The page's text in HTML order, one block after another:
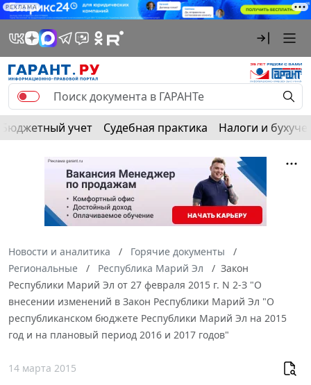
РЕКЛАМА
Бюджетный учет Судебная практика Налоги и
Новости и аналитика
Горячие документы
Региональные
Республика Марий Эл
Закон
Республики Марий Эл от 27 февраля 2015 г. N 2-З "О
внесении изменений в Закон Республики Марий Эл "О
республиканском бюджете Республики Марий Эл на 2015
год и на плановый период 2016 и 2017 годов"
14 марта 2015